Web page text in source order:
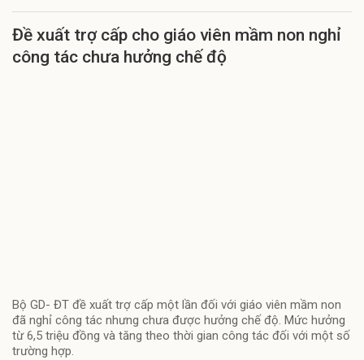
Đề xuất trợ cấp cho giáo viên mầm non nghỉ
công tác chưa hưởng chế độ
Bộ GD- ĐT đề xuất trợ cấp một lần đối với giáo viên mầm non
đã nghỉ công tác nhưng chưa được hưởng chế độ. Mức hưởng
từ 6,5 triệu đồng và tăng theo thời gian công tác đối với một số
trường hợp.